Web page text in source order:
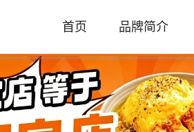
首页 品牌简介